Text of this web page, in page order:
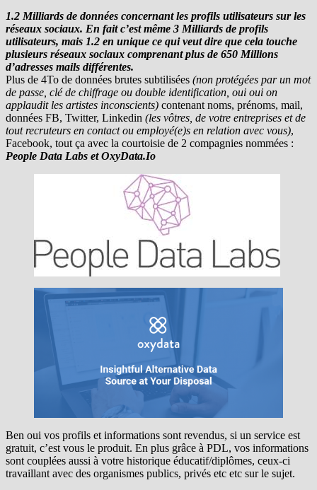
1.2 Milliards de données concernant les profils utilisateurs sur les
réseaux sociaux. En fait c’est même 3 Milliards de profils
utilisateurs, mais 1.2 en unique ce qui veut dire que cela touche
plusieurs réseaux sociaux comprenant plus de 650 Millions
d’adresses mails différentes.
Plus de 4To de données brutes subtilisées (non protégées par un mot
de passe, clé de chiffrage ou double identification, oui oui on
applaudit les artistes inconscients) contenant noms, prénoms, mail,
données FB, Twitter, Linkedin (les vôtres, de votre entreprises et de
tout recruteurs en contact ou employé(e)s en relation avec vous),
Facebook, tout ça avec la courtoisie de 2 compagnies nommées :
People Data Labs et OxyData.Io
Ben oui vos profils et informations sont revendus, si un service est
gratuit, c’est vous le produit. En plus grâce à PDL, vos informations
sont couplées aussi à votre historique éducatif/diplômes, ceux-ci
travaillant avec des organismes publics, privés etc etc sur le sujet.